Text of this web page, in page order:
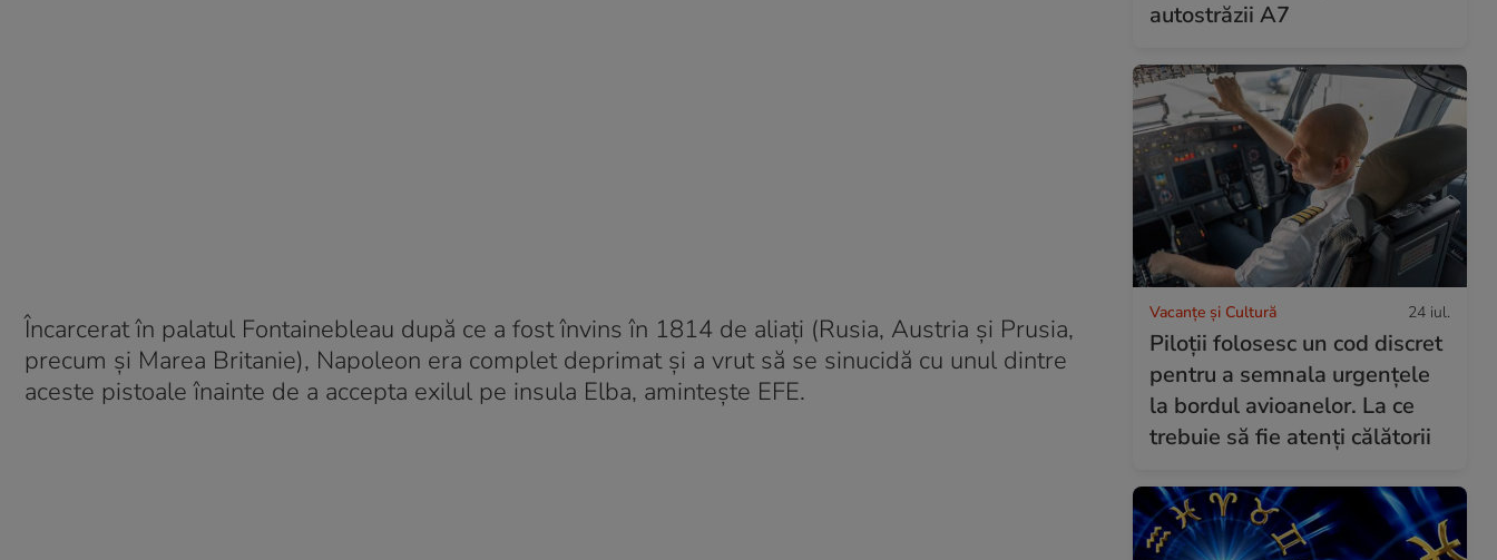
Încarcerat în palatul Fontainebleau după ce a fost învins în 1814 de aliaţi (Rusia, Austria şi Prusia,
precum şi Marea Britanie), Napoleon era complet deprimat şi a vrut să se sinucidă cu unul dintre
aceste pistoale înainte de a accepta exilul pe insula Elba, aminteşte EFE.
autostrăzii A7
Vacanțe și Cultură 24 iul.
Piloții folosesc un cod discret
pentru a semnala urgențele
la bordul avioanelor. La ce
trebuie să fie atenți călătorii